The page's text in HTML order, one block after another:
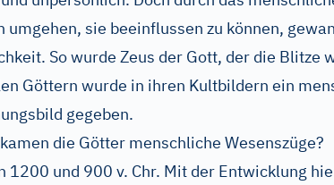
umgehen, sie beeinflussen zu können,
So wurde Zeus der Gott, der die Blitze
Göttern wurde in ihren Kultbildern ein
gegeben.
die Götter menschliche Wesenszüge?
1200 und 900 v. Chr. Mit der Entwicklung